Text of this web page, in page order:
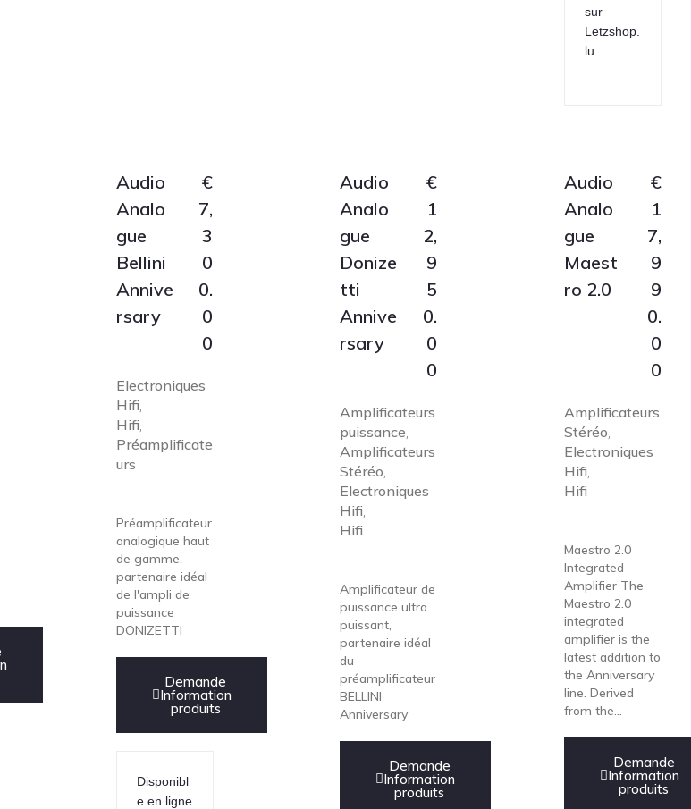
sur
Letzshop.
lu
Audio
Analo
gue
Bellini
Annive
rsary
€
7,
3
0
0.
0
0
Electroniques
Hifi
Hifi
Préamplificate
urs
Préamplificateur
analogique haut
de gamme,
partenaire idéal
de l'ampli de
puissance
DONIZETTI
Demande
Information
produits
Disponibl
e en ligne
Audio
Analo
gue
Donize
tti
Annive
rsary
€
1
2,
9
5
0.
0
0
Amplificateurs
puissance
Amplificateurs
Stéréo
Electroniques
Hifi
Hifi
Amplificateur de
puissance ultra
puissant,
partenaire idéal
du
préamplificateur
BELLINI
Anniversary
Demande
Information
produits
Audio
Analo
gue
Maest
ro 2.0
€
1
7,
9
9
0.
0
0
Amplificateurs
Stéréo
Electroniques
Hifi
Hifi
Maestro 2.0
Integrated
Amplifier The
Maestro 2.0
integrated
amplifier is the
latest addition to
the Anniversary
line. Derived
from the...
Demande
Information
produits